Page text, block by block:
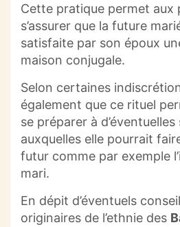
Cette pratique permet aux
s’assurer que la future
satisfaite par son époux
maison conjugale.
Selon certaines
également que ce rituel
se préparer à
auxquelles elle pourrait
futur comme par exemple
mari.
En dépit d’éventuels
originaires de l’ethnie des